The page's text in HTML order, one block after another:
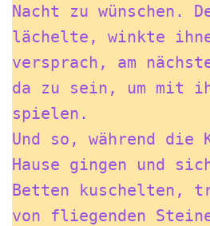
Nacht zu wünschen.
lächelte, winkte
versprach, am
da zu sein, um mit
spielen.
Und so, während die
Hause gingen und
Betten kuschelten,
von fliegenden